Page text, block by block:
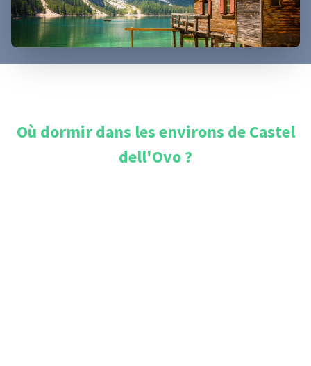
Où dormir dans les environs deCastel
dell'Ovo?